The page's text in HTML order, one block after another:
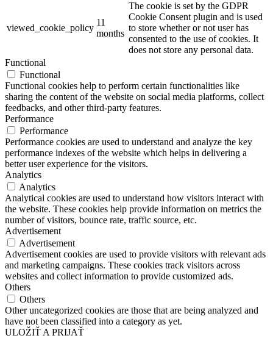
viewed_cookie_policy
11
months
The cookie is set by the GDPR
Cookie Consent plugin and is used
to store whether or not user has
consented to the use of cookies. It
does not store any personal data.
Functional
Functional
Functional cookies help to perform certain functionalities like
sharing the content of the website on social media platforms, collect
feedbacks, and other third-party features.
Performance
Performance
Performance cookies are used to understand and analyze the key
performance indexes of the website which helps in delivering a
better user experience for the visitors.
Analytics
Analytics
Analytical cookies are used to understand how visitors interact with
the website. These cookies help provide information on metrics the
number of visitors, bounce rate, traffic source, etc.
Advertisement
Advertisement
Advertisement cookies are used to provide visitors with relevant ads
and marketing campaigns. These cookies track visitors across
websites and collect information to provide customized ads.
Others
Others
Other uncategorized cookies are those that are being analyzed and
have not been classified into a category as yet.
ULOŽIŤ A PRIJAŤ